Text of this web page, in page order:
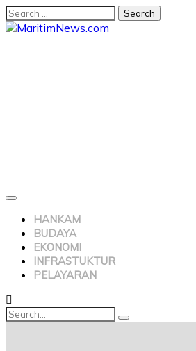
HANKAM
BUDAYA
EKONOMI
INFRASTUKTUR
PELAYARAN